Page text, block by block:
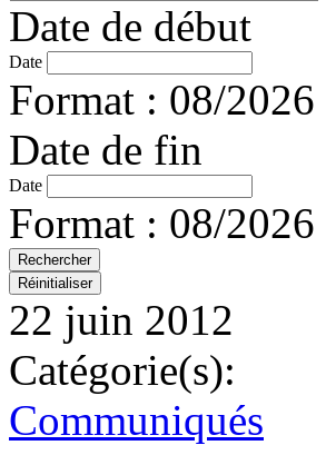
Date de début
Date
Format : 08/2026
Date de fin
Date
Format : 08/2026
22 juin 2012
Catégorie(s):
Communiqués